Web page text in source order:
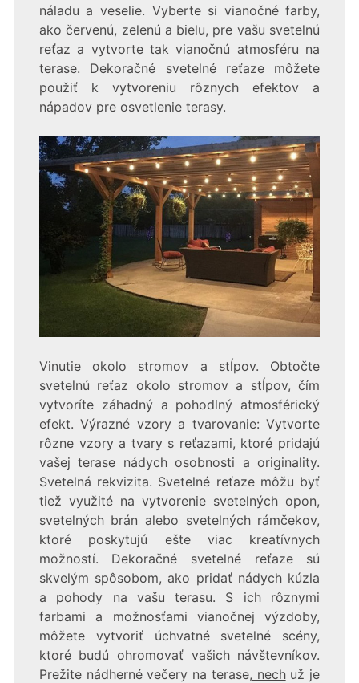
náladu a veselie. Vyberte si vianočné farby,
ako červenú, zelenú a bielu, pre vašu svetelnú
reťaz a vytvorte tak vianočnú atmosféru na
terase. Dekoračné svetelné reťaze môžete
použiť k vytvoreniu rôznych efektov a
nápadov pre osvetlenie terasy.
Vinutie okolo stromov a stĺpov. Obtočte
svetelnú reťaz okolo stromov a stĺpov, čím
vytvoríte záhadný a pohodlný atmosférický
efekt. Výrazné vzory a tvarovanie: Vytvorte
rôzne vzory a tvary s reťazami, ktoré pridajú
vašej terase nádych osobnosti a originality.
Svetelná rekvizita. Svetelné reťaze môžu byť
tiež využité na vytvorenie svetelných opon,
svetelných brán alebo svetelných rámčekov,
ktoré poskytujú ešte viac kreatívnych
možností. Dekoračné svetelné reťaze sú
skvelým spôsobom, ako pridať nádych kúzla
a pohody na vašu terasu. S ich rôznymi
farbami a možnosťami vianočnej výzdoby,
môžete vytvoriť úchvatné svetelné scény,
ktoré budú ohromovať vašich návštevníkov.
Prežite nádherné večery na terase, nechuž je